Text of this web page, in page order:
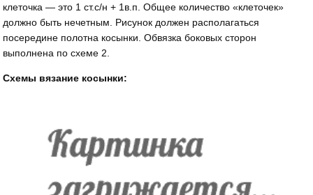
клеточка — это 1 ст.с/н + 1в.п. Общее количество «клеточек»
должно быть нечетным. Рисунок должен располагаться
посередине полотна косынки. Обвязка боковых сторон
выполнена по схеме 2.
Схемы вязание косынки: